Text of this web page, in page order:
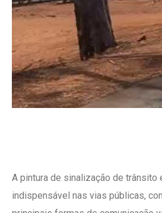
A pintura de sinalização de trânsito
indispensável nas vias públicas,